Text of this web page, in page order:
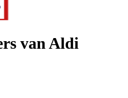
van Aldi